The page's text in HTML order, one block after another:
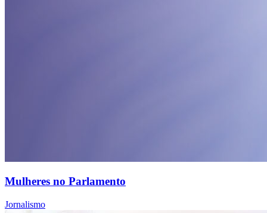
Mulheres no Parlamento
Jornalismo